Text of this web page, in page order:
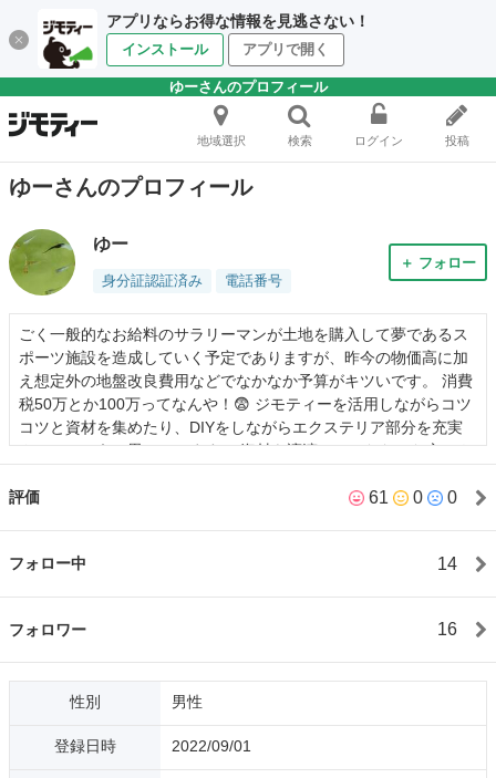
アプリならお得な情報を見逃さない！
インストール アプリで開く
ゆーさんのプロフィール
地域選択 検索 ログイン 投稿
ゆーさんのプロフィール
ゆー
身分証認証済み 電話番号
＋ フォロー
ごく一般的なお給料のサラリーマンが土地を購入して夢であるス
ポーツ施設を造成していく予定でありますが、昨今の物価高に加
え想定外の地盤改良費用などでなかなか予算がキツいです。 消費
税50万とか100万ってなんや！😨 ジモティーを活用しながらコツ
コツと資材を集めたり、DIYをしながらエクステリア部分を充実
させていこうと思っています。 資材を譲渡していただいた方々や
います。 メール返信は早く、連絡もマメに取れるので、是非私と
を待ち申請の許可待ち。→6/24に農転の許可がおり土地を購入。
いし、テニスコート施工業者と三者打ち合わせ完了。→12月末、
資材の生産待ちをしながらその間にフェンス施工の相見積もり。
→R8.2.10テニスコートを囲う擁壁部分の完成と地盤改良完了。→
暗渠排水工事を自分で施工。→3月末にオムニコート完成→R8.4
月から約1ヶ月をかけ自力で周囲フェンスを完成させる。→フェン
スに防風ネットを取り付け、初の練習会開催。→6月半ばからトイ
評価 61 0 0
フォロー中 14
フォロワー 16
性別 男性
登録日時 2022/09/01